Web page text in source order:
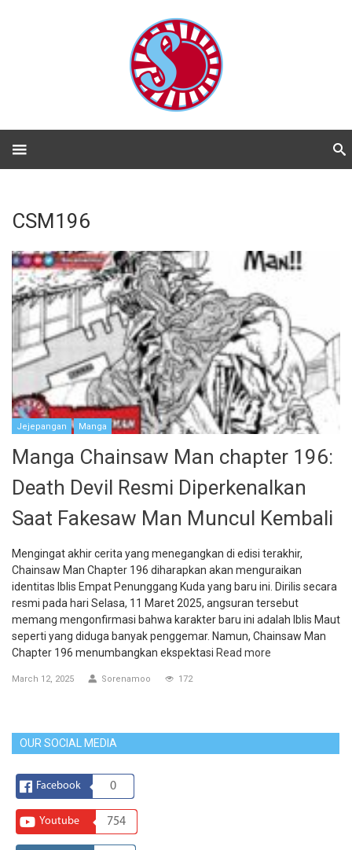
CSM196
Jejepangan Manga
Manga Chainsaw Man chapter 196:
Death Devil Resmi Diperkenalkan
Saat Fakesaw Man Muncul Kembali
Mengingat akhir cerita yang menegangkan di edisi terakhir,
Chainsaw Man Chapter 196 diharapkan akan menguraikan
identitas Iblis Empat Penunggang Kuda yang baru ini. Dirilis secara
resmi pada hari Selasa, 11 Maret 2025, angsuran tersebut
memang mengonfirmasi bahwa karakter baru ini adalah Iblis Maut
seperti yang diduga banyak penggemar. Namun, Chainsaw Man
Chapter 196 menumbangkan ekspektasi Read more
March 12, 2025 Sorenamoo 172
OUR SOCIAL MEDIA
Facebook 0
Youtube 754